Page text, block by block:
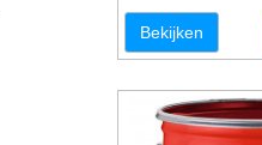
Bekijken